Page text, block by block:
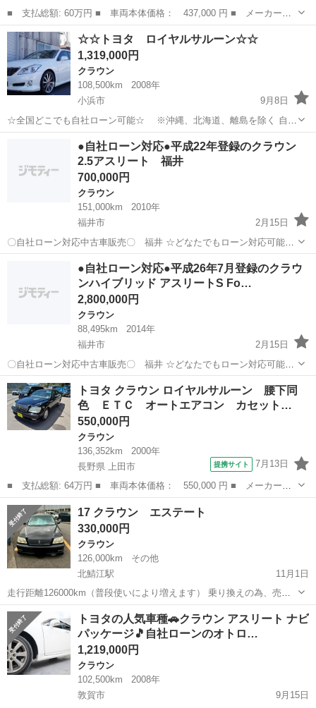
■ 支払総額: 60万円 ■ 車両本体価格： 437,000 円 ■ メーカー
名： トヨタ ■ 車種名： クラウンハイブリッド ■ グレード
名： アニバーサリーエディション バックカメラ ＨＩＤヘッド
フォグ 純正ＨＤＤナ...
新潟 新潟市 クラウン
☆☆トヨタ ロイヤルサルーン☆☆
1,319,000円
クラウン
108,500km
2008年
小浜市
9月8日
☆全国どこでも自社ローン可能☆ ※沖縄、北海道、離島を除く 自己
破産、債務整理の経験あり… 転職したばかり… 今すぐ頭金の準備が難
しい… そんな不安はオトロンにお任せ(^^)/ 自社ローン専門店...
クラウン ロイヤル
●自社ローン対応●平成22年登録のクラウン
2.5アスリート 福井
700,000円
クラウン
151,000km
2010年
福井市
2月15日
〇自社ローン対応中古車販売〇 福井 ☆どなたでもローン対応可能
☆ １、勤続年数の短い方や自営業の方 ２、パートを
される主婦の方や派遣社員の方 ３、自己破産等をされた方やローンが
組めない方 ４、他...
クラウン 車両
●自社ローン対応●平成26年7月登録のクラウ
ンハイブリッド アスリートS Fo…
2,800,000円
クラウン
88,495km
2014年
福井市
2月15日
〇自社ローン対応中古車販売〇 福井 ☆どなたでもローン対応可能
☆ １、勤続年数の短い方や自営業の方 ２、パートを
される主婦の方や派遣社員の方 ３、自己破産等をされた方やローンが
組めない方 ４、他...
福井 福井市 クラウン
トヨタ クラウン ロイヤルサルーン 腰下同
色 ＥＴＣ オートエアコン カセット…
550,000円
クラウン
136,352km
2000年
長野県 上田市
提携サイト 7月13日
■ 支払総額: 64万円 ■ 車両本体価格： 550,000 円 ■ メーカー
名： トヨタ ■ 車種名： クラウン ■ グレード名： ロイヤルサ
ルーン 腰下同色 ＥＴＣ オートエアコン カセット／ＣＤオーデ
ィオ 運転席電動...
長野 上田市 クラウン
17 クラウン エステート
330,000円
クラウン
126,000km
その他
北鯖江駅
11月1日
走行距離126000km（普段使いにより増えます） 乗り換えの為、売り
ます 業者ではなく個人です 1JZ NA（ターボなし）D4エンジンじゃな
いので丈夫！ 純正黒 202 不具合 エアコン操作パネルが反応しない時
があり...
福井 北鯖江駅 クラウン みに
トヨタの人気車種🚗クラウン アスリート ナビ
パッケージ🎵自社ローンのオトロ…
1,219,000円
クラウン
102,500km
2008年
敦賀市
9月15日